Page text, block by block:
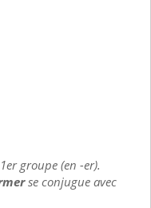
groupe (en -er).
se conjugue avec